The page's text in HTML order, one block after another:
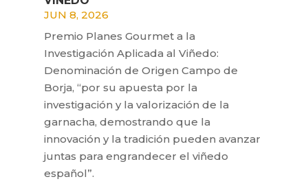
JUN 8, 2026
Premio Planes Gourmet a la
Investigación Aplicada al Viñedo:
Denominación de Origen Campo de
Borja, “por su apuesta por la
investigación y la valorización de la
garnacha, demostrando que la
innovación y la tradición pueden avanzar
juntas para engrandecer el viñedo
español”.